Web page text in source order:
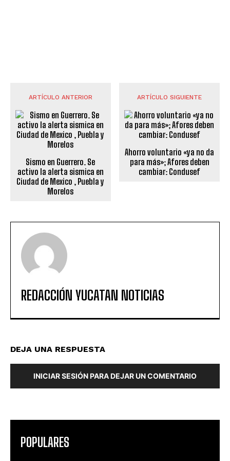
ARTÍCULO ANTERIOR
Sismo en Guerrero. Se
activo la alerta sismica en
Ciudad de Mexico , Puebla y
Morelos
ARTÍCULO SIGUIENTE
Ahorro voluntario «ya no da
para más»; Afores deben
cambiar: Condusef
REDACCIÓN YUCATAN NOTICIAS
DEJA UNA RESPUESTA
INICIAR SESIÓN PARA DEJAR UN COMENTARIO
POPULARES